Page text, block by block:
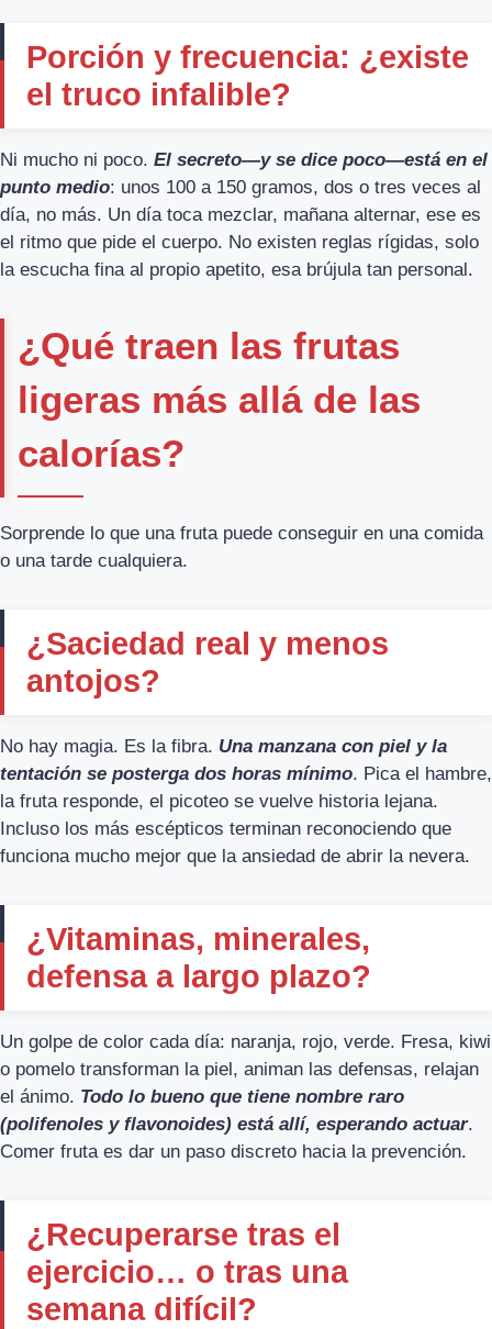
Porción y frecuencia: ¿existe
el truco infalible?
Ni mucho ni poco. El secreto—y se dice poco—está en el
punto medio: unos 100 a 150 gramos, dos o tres veces al
día, no más. Un día toca mezclar, mañana alternar, ese es
el ritmo que pide el cuerpo. No existen reglas rígidas, solo
la escucha fina al propio apetito, esa brújula tan personal.
¿Qué traen las frutas
ligeras más allá de las
calorías?
Sorprende lo que una fruta puede conseguir en una comida
o una tarde cualquiera.
¿Saciedad real y menos
antojos?
No hay magia. Es la fibra. Una manzana con piel y la
tentación se posterga dos horas mínimo. Pica el hambre,
la fruta responde, el picoteo se vuelve historia lejana.
Incluso los más escépticos terminan reconociendo que
funciona mucho mejor que la ansiedad de abrir la nevera.
¿Vitaminas, minerales,
defensa a largo plazo?
Un golpe de color cada día: naranja, rojo, verde. Fresa, kiwi
o pomelo transforman la piel, animan las defensas, relajan
el ánimo. Todo lo bueno que tiene nombre raro
(polifenoles y flavonoides) está allí, esperando actuar.
Comer fruta es dar un paso discreto hacia la prevención.
¿Recuperarse tras el
ejercicio… o tras una
semana difícil?